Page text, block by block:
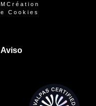
Cookies
Aviso